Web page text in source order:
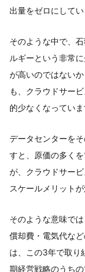
出量をゼロにして
そのような中で、
ルギーという非常
が高いのではない
も、クラウドサー
的少なくなっていま
データセンターを
すと、原価の多く
が、クラウドサー
スケールメリット
そのような意味で
償却費・電気代な
は、この3年で取り
期経営戦略のうちの